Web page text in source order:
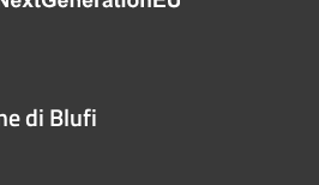
di Blufi